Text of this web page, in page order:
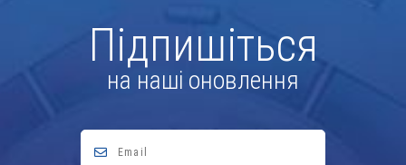
Підпишіться
на наші оновлення